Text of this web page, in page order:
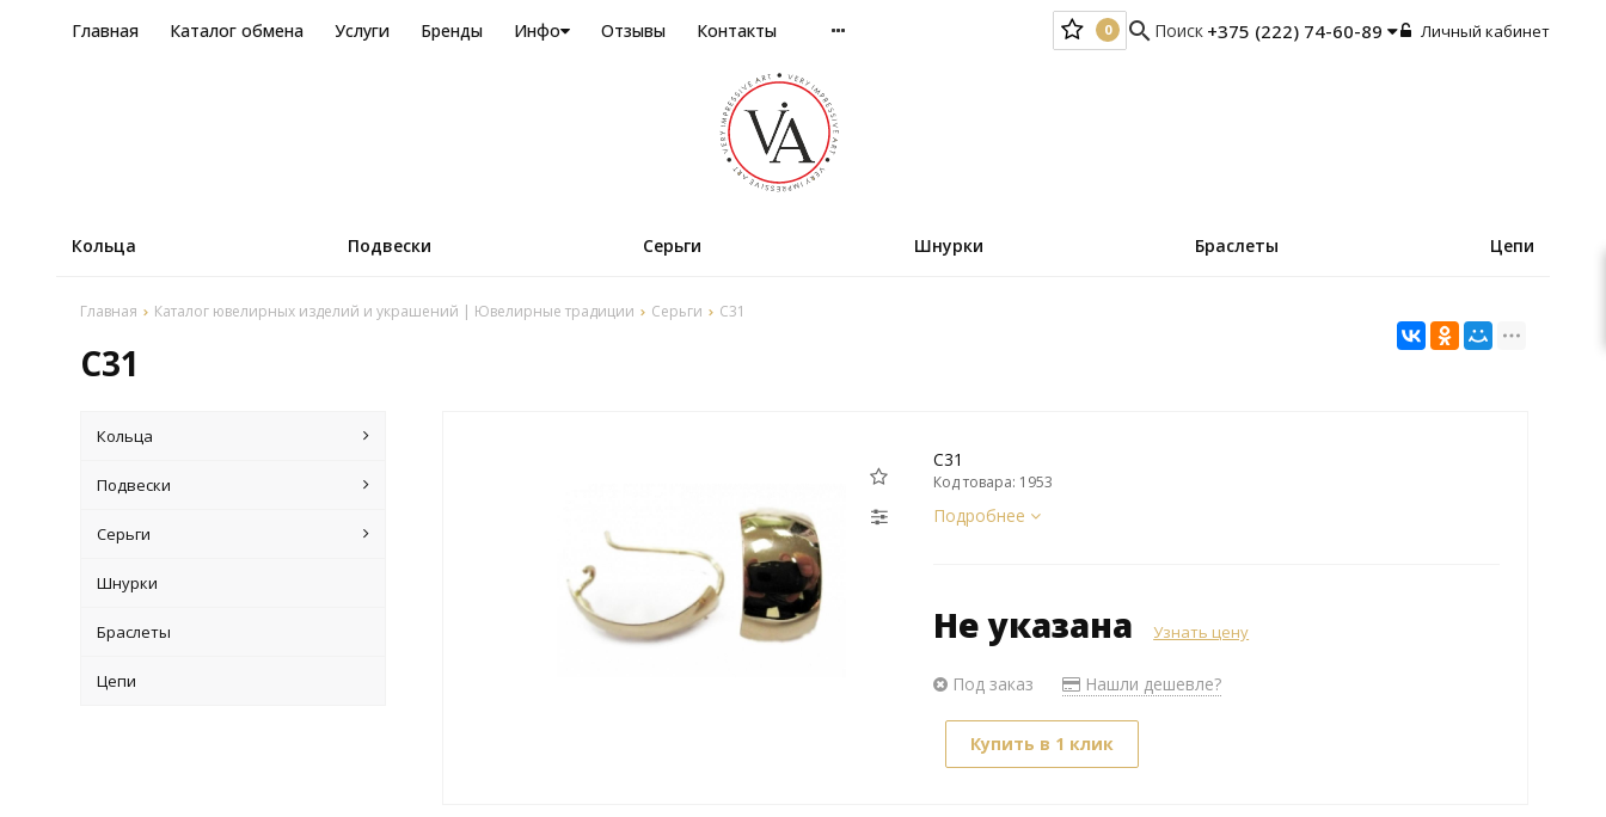
Главная Каталог обмена Услуги Бренды Инфо Отзывы Контакты
0
search Поиск +375 (222) 74-60-89 Личный кабинет
Кольца Подвески Серьги Шнурки Браслеты Цепи
Главная Каталог ювелирных изделий и украшений | Ювелирные традиции Серьги C31
C31
Кольца
Подвески
Серьги
Шнурки
Браслеты
Цепи
C31
Код товара: 1953
Подробнее
Не указана Узнать цену
Под заказ Нашли дешевле?
Купить в 1 клик